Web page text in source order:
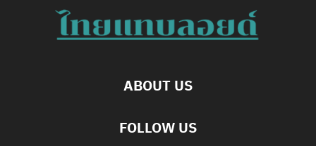
ABOUT US
FOLLOW US